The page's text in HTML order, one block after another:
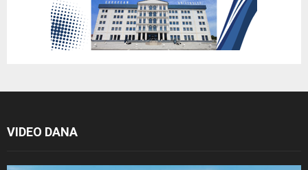
VIDEO DANA